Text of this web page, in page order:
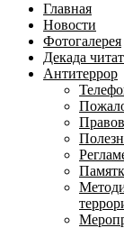
Главная
Новости
Фотогалерея
Декада
Антитеррор